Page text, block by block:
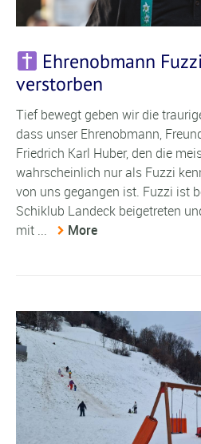
Ehrenobmann
verstorben
Tief bewegt geben wir die
dass unser Ehrenobmann,
Friedrich Karl Huber, den die
wahrscheinlich nur als Fuzzi
von uns gegangen ist. Fuzzi ist
Schiklub Landeck beigetreten
mit ...
More